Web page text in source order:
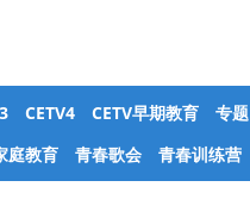
CETV4 CETV早期教育
专题
庭教育 青春歌会 青春训练营